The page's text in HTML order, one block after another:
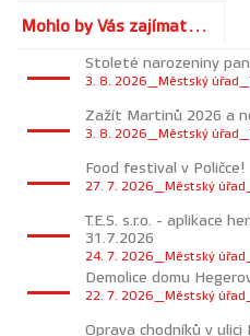
Mohlo by Vás zajímat...
Stoleté narozeniny
3. 8. 2026_Městský
Zažít Martinů 2026 a
3. 8. 2026_Městský
Food festival v Poličce!
27. 7. 2026_Městský
T.E.S. s.r.o. - aplikace
31.7.2026
24. 7. 2026_Městský
Demolice domu
22. 7. 2026_Městský
Oprava chodníků v ulici